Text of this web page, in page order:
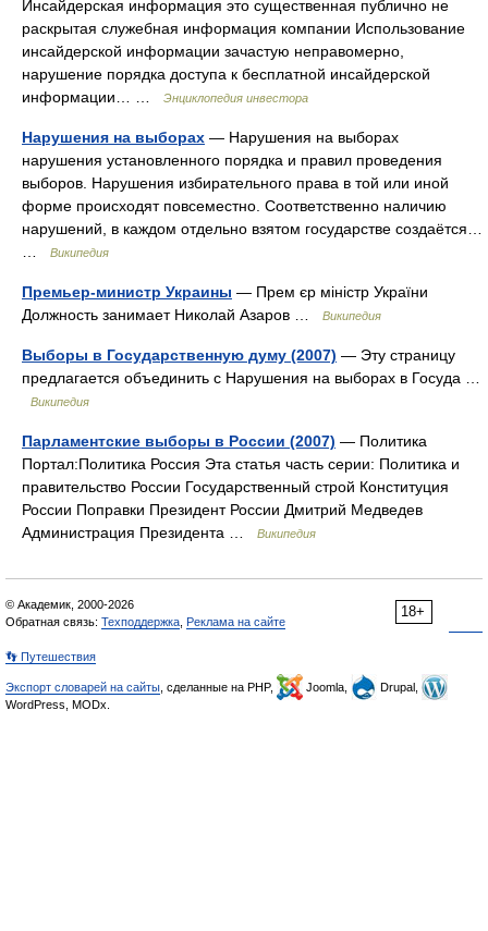
Инсайдерская информация это существенная публично не
раскрытая служебная информация компании Использование
инсайдерской информации зачастую неправомерно,
нарушение порядка доступа к бесплатной инсайдерской
информации… …
Энциклопедия инвестора
Нарушения на выборах — Нарушения на выборах
нарушения установленного порядка и правил проведения
выборов. Нарушения избирательного права в той или иной
форме происходят повсеместно. Соответственно наличию
нарушений, в каждом отдельно взятом государстве создаётся…
Википедия
Премьер-министр Украины — Прем єр міністр України
Должность занимает Николай Азаров …
Википедия
Выборы в Государственную думу (2007) — Эту страницу
предлагается объединить с Нарушения на выборах в Госуда …
Википедия
Парламентские выборы в России (2007) — Политика
Портал:Политика Россия Эта статья часть серии: Политика и
правительство России Государственный строй Конституция
России Поправки Президент России Дмитрий Медведев
Администрация Президента …
Википедия
18+
© Академик, 2000-2026
Обратная связь: Техподдержка Реклама на сайте
👣 Путешествия
Экспорт словарей на сайты , сделанные на PHP, Joomla,
Drupal,
WordPress, MODx.